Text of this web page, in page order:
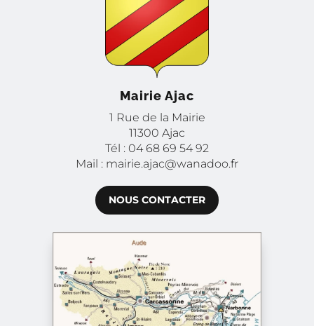
Mairie Ajac
1 Rue de la Mairie
11300 Ajac
Tél : 04 68 69 54 92
Mail : mairie.ajac@wanadoo.fr
NOUS CONTACTER